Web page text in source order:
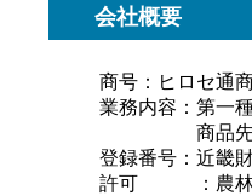
会社概要
商号：ヒロセ通
業務内容：第一
商品先物取
登録番号：近畿
許可 ：農林